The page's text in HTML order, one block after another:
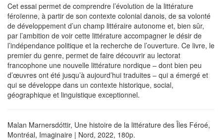
Cet essai permet de comprendre l’évolution de la littérature
féroïenne, à partir de son contexte colonial danois, de sa volonté
de développement d’un champ littéraire autonome et, bien sûr,
par l’ambition de voir cette littérature accompagner le désir de
l’indépendance politique et la recherche de l’ouverture. Ce livre, le
premier du genre, permet de faire découvrir au lectorat
francophone une nouvelle littérature nordique – dont bien peu
d’œuvres ont été jusqu’à aujourd’hui traduites – qui a émergé et
qui se développe dans un contexte historique, social,
géographique et linguistique exceptionnel.
Malan Marnersdóttir, Une histoire de la littérature des Îles Féroé,
Montréal, Imaginaire | Nord, 2022, 180p.